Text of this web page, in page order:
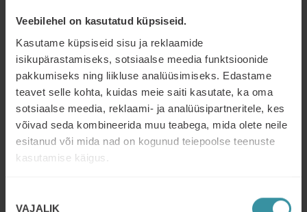
Veebilehel on kasutatud küpsiseid.
Kasutame küpsiseid sisu ja reklaamide
isikupärastamiseks, sotsiaalse meedia funktsioonide
pakkumiseks ning liikluse analüüsimiseks. Edastame
teavet selle kohta, kuidas meie saiti kasutate, ka oma
sotsiaalse meedia, reklaami- ja analüüsipartneritele, kes
võivad seda kombineerida muu teabega, mida olete neile
esitanud või mida nad on kogunud teiepoolse teenuste
kasutamise käigus.
VAJALIK
Väärtuspõhine müük 2.0: Challenger Sale
paradigma muutust. Kui kunagi piisas heast suhtest ja